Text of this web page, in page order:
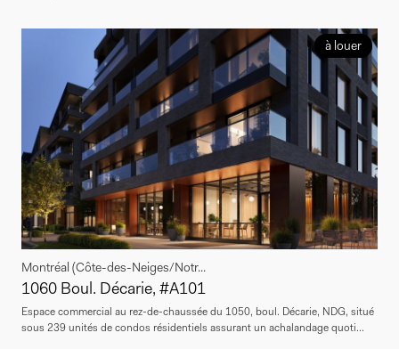
à louer
Montréal (Côte-des-Neiges/Notr...
1060 Boul. Décarie, #A101
Espace commercial au rez-de-chaussée du 1050, boul. Décarie, NDG, situé
sous 239 unités de condos résidentiels assurant un achalandage quoti...